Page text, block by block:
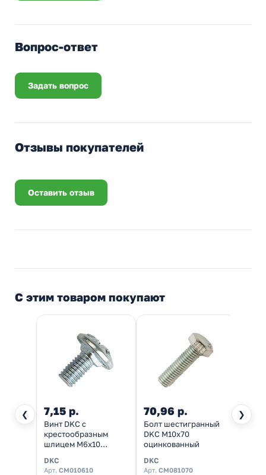
Вопрос-ответ
Задать вопрос
Отзывы покупателей
Оставить отзыв
С этим товаром покупают
❮ ❯
7,15 р.
Винт DKC с
крестообразным
шлицем М6х10
DKC
Арт. CM010610
70,96 р.
Болт шестигранный
DKC М10х70
оцинкованный
DKC
Арт. CM081070